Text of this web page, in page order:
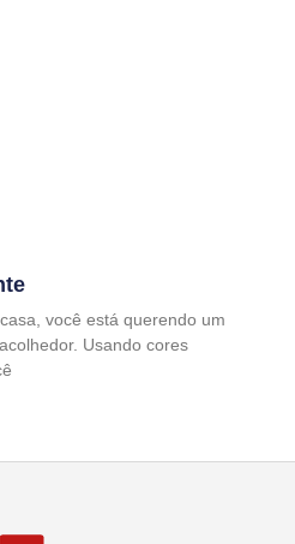
você está querendo um
Usando cores